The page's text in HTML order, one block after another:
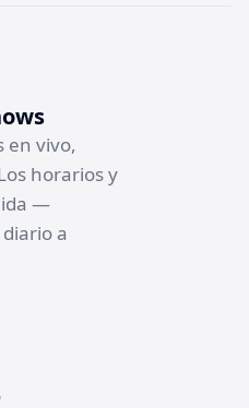
en vivo,
horarios y
—
a